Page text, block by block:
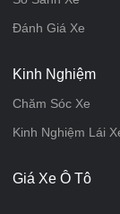
Đánh Giá Xe
Kinh Nghiệm
Chăm Sóc Xe
Kinh Nghiệm Lái
Giá Xe Ô Tô